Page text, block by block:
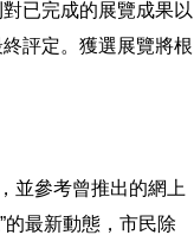
已完成的展覽成果以
評定。獲選展覽將根
並參考曾推出的網上
的最新動態，市民除